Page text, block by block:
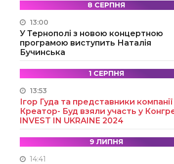
8 СЕРПНЯ
13:00
У Тернополі з новою концертною
програмою виступить Наталія
Бучинська
1 СЕРПНЯ
13:53
Ігор Гуда та представники компанії
Креатор- Буд взяли участь у
INVEST IN UKRAINE 2024
9 ЛИПНЯ
14:41